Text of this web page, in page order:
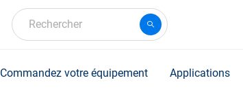
Rechercher
Commandez votre équipement Applications